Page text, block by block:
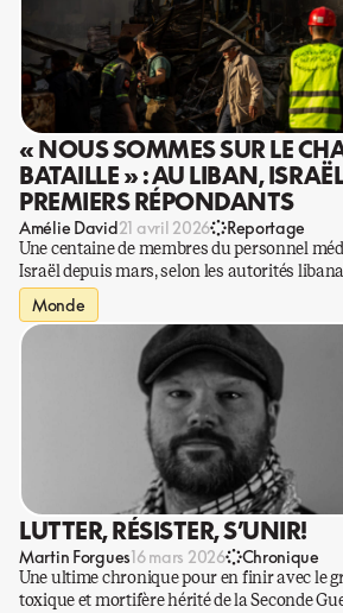
« NOUS SOMMES SUR LE
BATAILLE » : AU LIBAN,
PREMIERS RÉPONDANTS
Amélie David21 avril 2026 Reportage
Une centaine de membres du personnel
Israël depuis mars, selon les autorités
Monde
LUTTER, RÉSISTER, S’UNIR!
Martin Forgues16 mars 2026 Chronique
Une ultime chronique pour en finir avec le
toxique et mortifère hérité de la Seconde